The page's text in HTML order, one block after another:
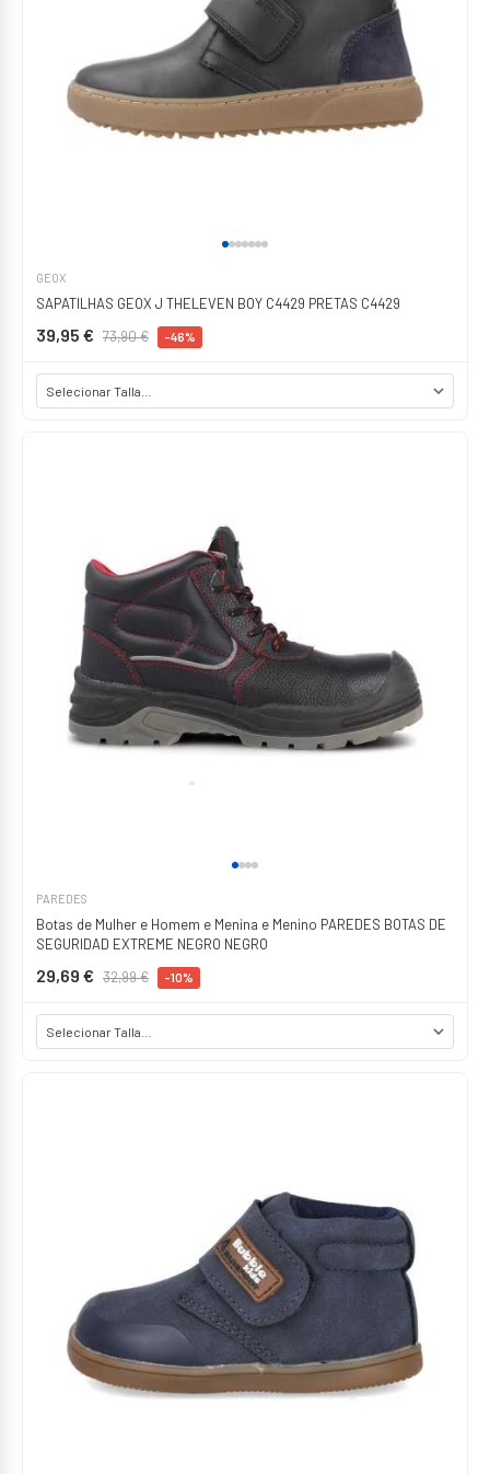
GEOX
SAPATILHAS GEOX J THELEVEN BOY C4429 PRETAS C4429
39,95 € 73,90 € -46%
PAREDES
Botas de Mulher e Homem e Menina e Menino PAREDES BOTAS DE
SEGURIDAD EXTREME NEGRO NEGRO
29,69 € 32,99 € -10%